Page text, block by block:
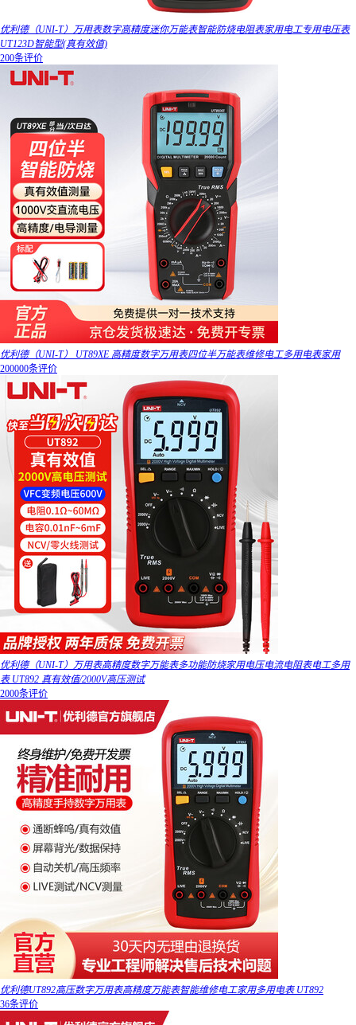
优利德（UNI-T）万用表数字高精度迷你万能表智能防烧电阻表家用电工专用电压表
UT123D智能型(真有效值)
200条评价
优利德（UNI-T） UT89XE 高精度数字万用表四位半万能表维修电工多用电表家用
200000条评价
优利德（UNI-T）万用表高精度数字万能表多功能防烧家用电压电流电阻表电工多用
表 UT892 真有效值/2000V高压测试
2000条评价
优利德UT892高压数字万用表高精度万能表智能维修电工家用多用电表 UT892
36条评价